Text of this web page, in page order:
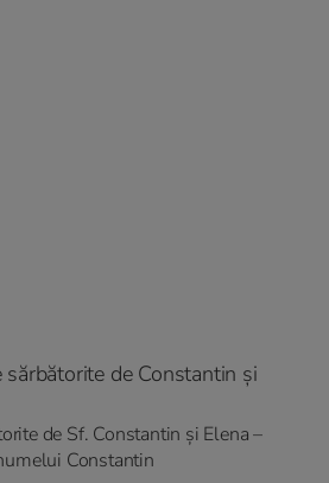
sărbătorite de Constantin și
de Sf. Constantin și Elena –
Constantin